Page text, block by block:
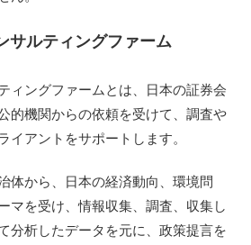
サルティングファーム
ィングファームとは、日本の証券会
的機関からの依頼を受けて、調査や
イアントをサポートします。
体から、日本の経済動向、環境問
マを受け、情報収集、調査、収集し
分析したデータを元に、政策提言を